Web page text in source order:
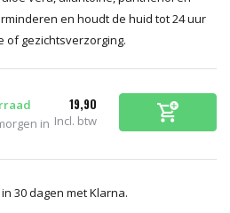
en houdt de huid tot 24 uur
of gezichtsverzorging.
in
19,90
Incl. btw
30 dagen met Klarna.